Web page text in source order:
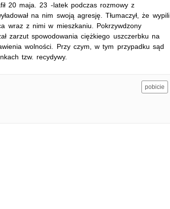
20 maja. 23 -latek podczas rozmowy z
na nim swoją agresję. Tłumaczył, że wypili
wraz z nimi w mieszkaniu. Pokrzywdzony
zarzut spowodowania ciężkiego uszczerbku na
wolności. Przy czym, w tym przypadku sąd
tzw. recydywy.
pobicie